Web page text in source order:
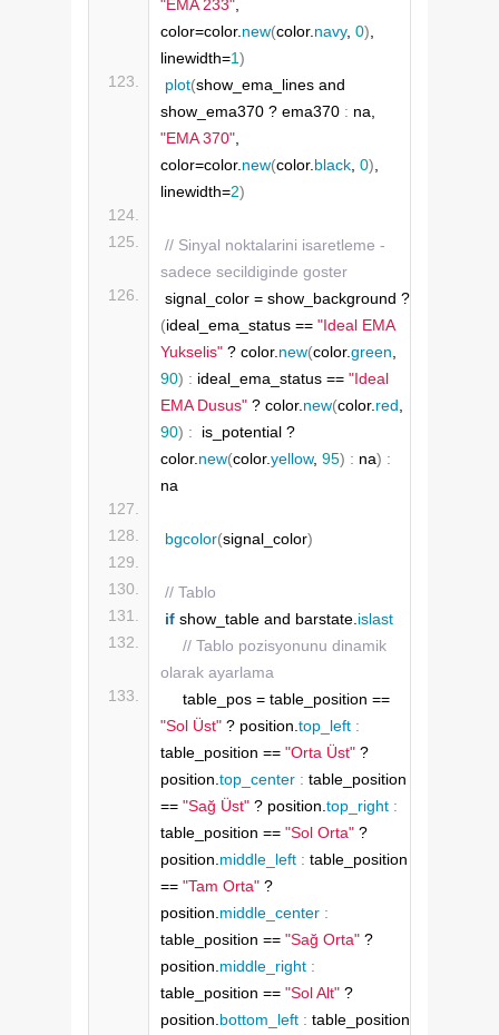
"EMA 233"
color=color. new(color. navy, 0)
linewidth=1)
plot(show_ema_lines and
show_ema370 ? ema370 :
"EMA 370"
color=color. new(color. black 0)
linewidth=2)
// Sinyal noktalarini isaretleme -
sadece secildiginde goster
(ideal_ema_status == "Ideal EMA
Yukselis" ? color. new(color.green
90) : ideal_ema_status == "Ideal
EMA Dusus" ? color. new(color. red
90) :
  is_potential ?
color. new(color.yellow, 95) : na) :
na
bgcolor(signal_color)
// Tablo
if show_table and barstate. islast
// Tablo pozisyonunu dinamik
olarak ayarlama
"Sol Üst" ? position. top_left :
table_position == "Orta Üst" ?
position. top_center : table_position
== "Sağ Üst" ? position. top_right :
table_position == "Sol Orta" ?
position. middle_left : table_position
== "Tam Orta" ?
position. middle_center :
table_position == "Sağ Orta" ?
position. middle_right :
table_position == "Sol Alt" ?
position. bottom_left : table_position